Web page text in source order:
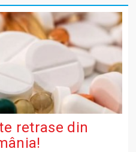
retrase din